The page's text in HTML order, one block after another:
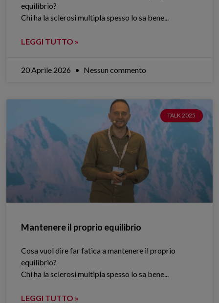
equilibrio?
Chi ha la sclerosi multipla spesso lo sa bene.​..
LEGGI TUTTO »
20 Aprile 2026 Nessun commento
TALK 2025
Mantenere il proprio equilibrio
Cosa vuol dire far fatica a mantenere il proprio
equilibrio?
Chi ha la sclerosi multipla spesso lo sa bene.​..
LEGGI TUTTO »